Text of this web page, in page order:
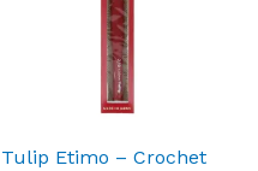
Tulip Etimo – Crochet